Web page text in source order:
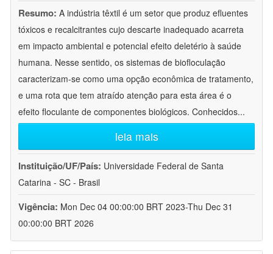
Resumo: A indústria têxtil é um setor que produz efluentes
tóxicos e recalcitrantes cujo descarte inadequado acarreta
em impacto ambiental e potencial efeito deletério à saúde
humana. Nesse sentido, os sistemas de biofloculação
caracterizam-se como uma opção econômica de tratamento,
e uma rota que tem atraído atenção para esta área é o
efeito floculante de componentes biológicos. Conhecidos...
leia mais
Instituição/UF/País: Universidade Federal de Santa
Catarina - SC - Brasil
Vigência: Mon Dec 04 00:00:00 BRT 2023-Thu Dec 31
00:00:00 BRT 2026